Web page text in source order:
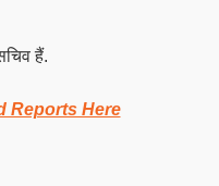
हैं.
Reports Here